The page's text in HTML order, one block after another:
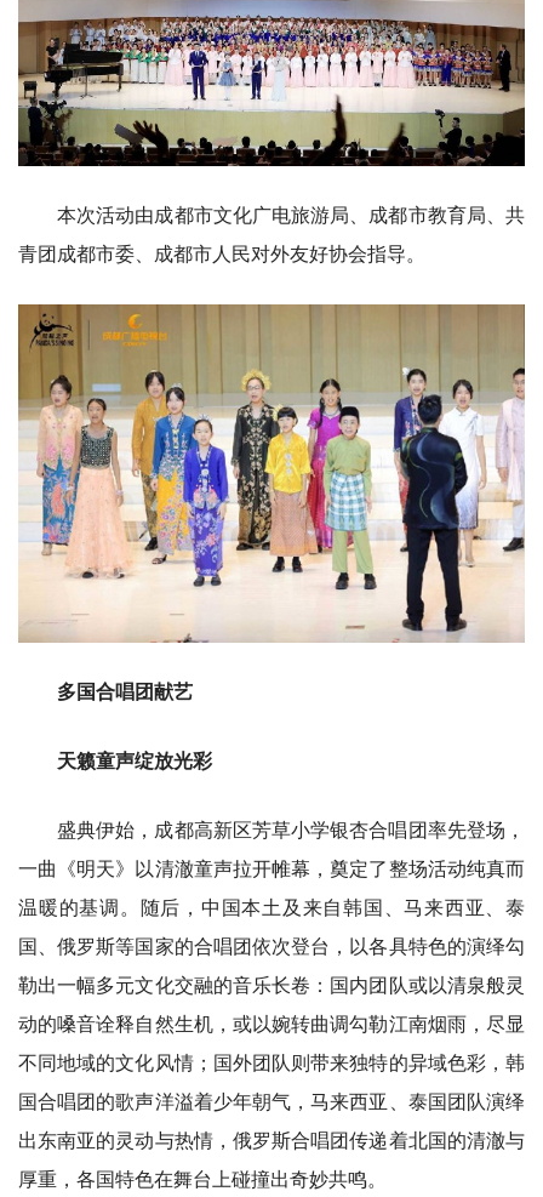
本次活动由成都市文化广电旅游局、成都市教育局、共
青团成都市委、成都市人民对外友好协会指导。
多国合唱团献艺
天籁童声绽放光彩
盛典伊始，成都高新区芳草小学银杏合唱团率先登场，
一曲《明天》以清澈童声拉开帷幕，奠定了整场活动纯真而
温暖的基调。随后，中国本土及来自韩国、马来西亚、泰
国、俄罗斯等国家的合唱团依次登台，以各具特色的演绎勾
勒出一幅多元文化交融的音乐长卷：国内团队或以清泉般灵
动的嗓音诠释自然生机，或以婉转曲调勾勒江南烟雨，尽显
不同地域的文化风情；国外团队则带来独特的异域色彩，韩
国合唱团的歌声洋溢着少年朝气，马来西亚、泰国团队演绎
出东南亚的灵动与热情，俄罗斯合唱团传递着北国的清澈与
厚重，各国特色在舞台上碰撞出奇妙共鸣。